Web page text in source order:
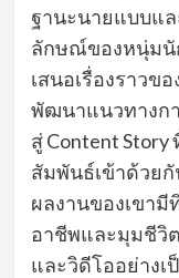
ฐานะนายแบบแ
ลักษณ์ของหนุ่มนั
เสนอเรื่องราวขอ
พัฒนาแนวทางกา
สู่ Content
สัมพันธ์เข้าด้วยกั
ผลงานของเขา
อาชีพและมุมชีวิ
และวิดีโออย่างเ